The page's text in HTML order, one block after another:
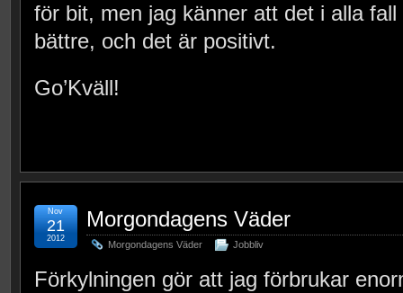
för bit, men jag känner att det i alla
bättre, och det är positivt.
Go’Kväll!
Morgondagens Väder
Morgondagens Väder Jobbliv
Nov
21
2012
Förkylningen gör att jag förbrukar